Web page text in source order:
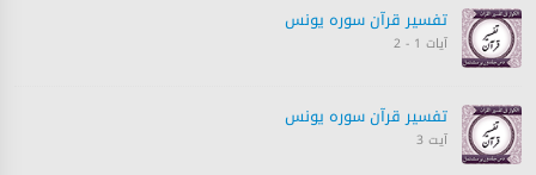
تفسیر قرآن سورہ ‎يونس
آیات 1 - 2
تفسیر قرآن سورہ ‎يونس
آیت 3